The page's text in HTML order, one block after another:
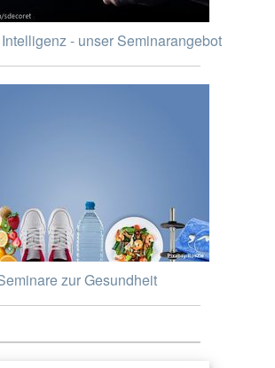
- unser Seminarangebot
zur Gesundheit